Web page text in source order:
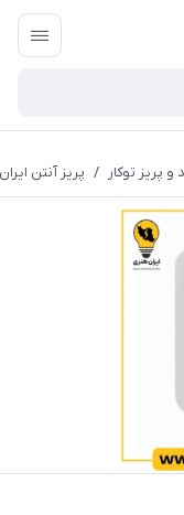
و پریز توکار / پریز آنتن